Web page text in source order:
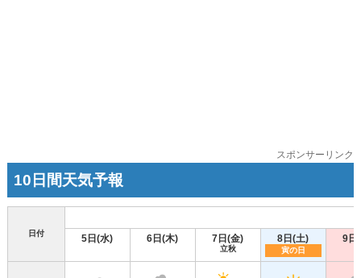
スポンサーリンク
10日間天気予報
日付 5日(水) 6日(木) 7日(金)
立秋
8日(土)
寅の日
9日